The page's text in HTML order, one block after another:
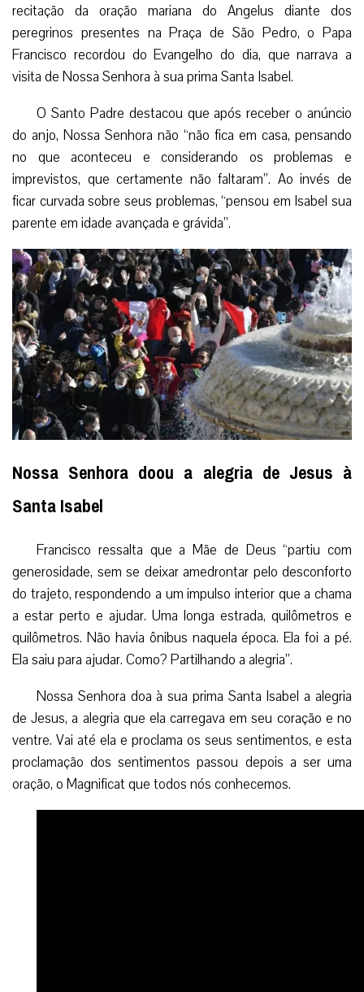
recitação da oração mariana do Angelus diante dos
peregrinos presentes na Praça de São Pedro, o Papa
Francisco recordou do Evangelho do dia, que narrava a
visita de Nossa Senhora à sua prima Santa Isabel.
O Santo Padre destacou que após receber o anúncio
do anjo, Nossa Senhora não “não fica em casa, pensando
no que aconteceu e considerando os problemas e
imprevistos, que certamente não faltaram”. Ao invés de
ficar curvada sobre seus problemas, “pensou em Isabel sua
parente em idade avançada e grávida”.
Nossa Senhora doou a alegria de Jesus à
Santa Isabel
Francisco ressalta que a Mãe de Deus “partiu com
generosidade, sem se deixar amedrontar pelo desconforto
do trajeto, respondendo a um impulso interior que a chama
a estar perto e ajudar. Uma longa estrada, quilômetros e
quilômetros. Não havia ônibus naquela época. Ela foi a pé.
Ela saiu para ajudar. Como? Partilhando a alegria”.
Nossa Senhora doa à sua prima Santa Isabel a alegria
de Jesus, a alegria que ela carregava em seu coração e no
ventre. Vai até ela e proclama os seus sentimentos, e esta
proclamação dos sentimentos passou depois a ser uma
oração, o Magnificat que todos nós conhecemos.